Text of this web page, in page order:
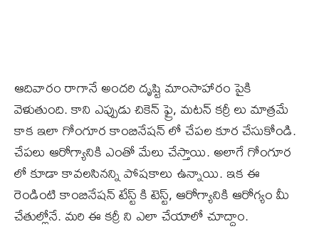
ఆదివారం రాగానే అందరి దృష్టి మాంసాహారం పైకి
వెళుతుంది. కాని ఎప్పుడు చికెన్ ఫ్రై, మటన్ కర్రీ లు మాత్రమే
కాక ఇలా గోంగూర కాంబినేషన్ లో చేపల కూర చేసుకోండి.
చేపలు ఆరోగ్యానికి ఎంతో మేలు చేస్తాయి. అలాగే గోంగూర
లో కూడా కావలసినన్ని పోషకాలు ఉన్నాయి. ఇక ఈ
రెండింటి కాంబినేషన్ టేస్ట్ కి టెస్ట్, ఆరోగ్యానికి ఆరోగ్యం మీ
చేతుల్లోనే. మరి ఈ కర్రీ ని ఎలా చేయాలో చూద్దాం.